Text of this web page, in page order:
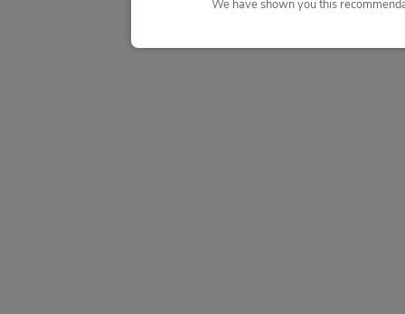
We have shown you this